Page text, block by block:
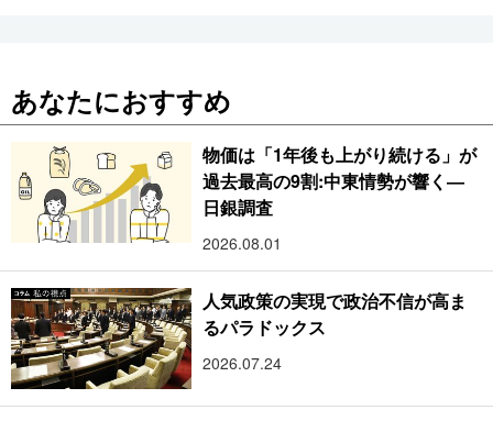
あなたにおすすめ
物価は「1年後も上がり続ける」が
過去最高の9割:中東情勢が響く―
日銀調査
2026.08.01
人気政策の実現で政治不信が高ま
るパラドックス
2026.07.24